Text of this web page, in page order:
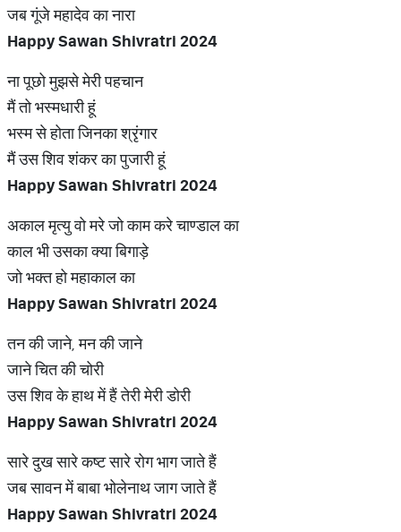
जब गूंजे महादेव का नारा
Happy Sawan Shivratri 2024
ना पूछो मुझसे मेरी पहचान
मैं तो भस्मधारी हूं
भस्म से होता जिनका श्रृंगार
मैं उस शिव शंकर का पुजारी हूं
Happy Sawan Shivratri 2024
अकाल मृत्यु वो मरे जो काम करे चाण्डाल का
काल भी उसका क्या बिगाड़े
जो भक्त हो महाकाल का
Happy Sawan Shivratri 2024
तन की जाने, मन की जाने
जाने चित की चोरी
उस शिव के हाथ में हैं तेरी मेरी डोरी
Happy Sawan Shivratri 2024
सारे दुख सारे कष्ट सारे रोग भाग जाते हैं
जब सावन में बाबा भोलेनाथ जाग जाते हैं
Happy Sawan Shivratri 2024